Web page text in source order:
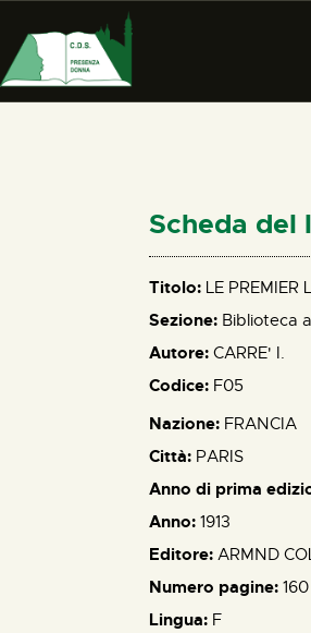
Scheda del
Titolo: LE PREMIER
Sezione: Biblioteca
Autore: CARRE' I.
Codice: F05
Nazione: FRANCIA
Città: PARIS
Anno di prima
Anno: 1913
Editore: ARMND
Numero pagine: 160
Lingua: F